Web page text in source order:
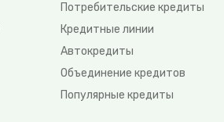
Потребительские кредиты
Кредитные линии
Автокредиты
Объединение кредитов
Популярные кредиты